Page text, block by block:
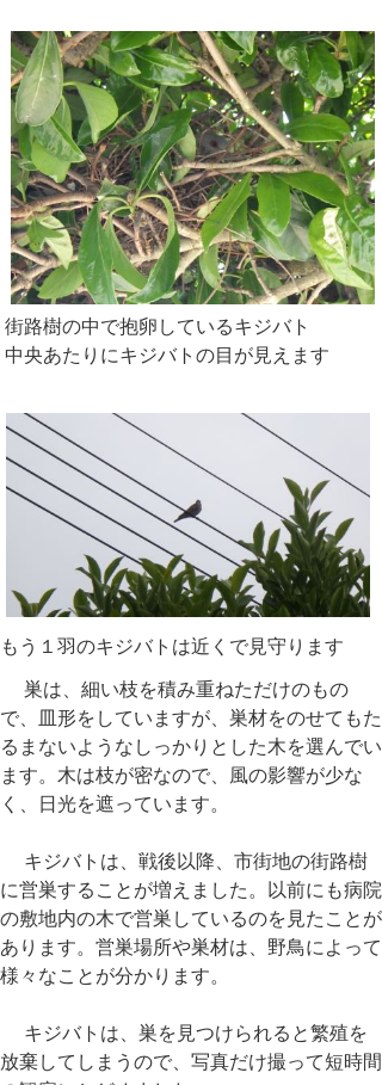
街路樹の中で抱卵しているキジバト
中央あたりにキジバトの目が見えます
もう１羽のキジバトは近くで見守ります
巣は、細い枝を積み重ねただけのもの
で、皿形をしていますが、巣材をのせてもた
るまないようなしっかりとした木を選んでい
ます。木は枝が密なので、風の影響が少な
く、日光を遮っています。
キジバトは、戦後以降、市街地の街路樹
に営巣することが増えました。以前にも病院
の敷地内の木で営巣しているのを見たことが
あります。営巣場所や巣材は、野鳥によって
様々なことが分かります。
キジバトは、巣を見つけられると繁殖を
放棄してしまうので、写真だけ撮って短時間